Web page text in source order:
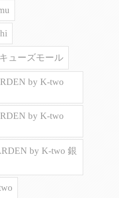
ューズモール
by K-two
by K-two
by K-two 銀